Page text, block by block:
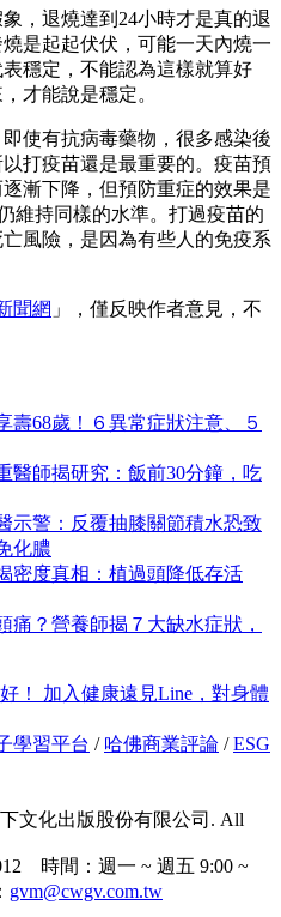
，退燒達到24小時才是真的退
是起起伏伏，可能一天內燒一
穩定，不能認為這樣就算好
才能說是穩定。
使有抗病毒藥物，很多感染後
打疫苗還是最重要的。疫苗預
漸下降，但預防重症的效果是
維持同樣的水準。打過疫苗的
風險，是因為有些人的免疫系
聞網 」，僅反映作者意見，不
壽68歲！６異常症狀注意、５
醫師揭研究：飯前30分鐘，吃
示警：反覆抽膝關節積水恐致
化膿
密度真相：植過頭降低存活
痛？營養師揭７大缺水症狀，
加入健康遠見Line，對身體
學習平台 / 哈佛商業評論 /ESG
文化出版股份有限公司. All
時間：週一 ~ 週五 9:00 ~
gvm@cwgv.com.tw